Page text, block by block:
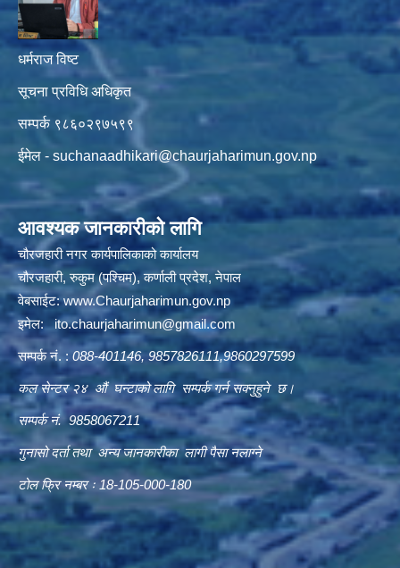
धर्मराज विष्ट
सूचना प्रविधि अधिकृत
सम्पर्क ९८६०२९७५९९
ईमेल - suchanaadhikari@chaurjaharimun.gov.np
आवश्यक जानकारीको लागि
चौरजहारी नगर कार्यपालिकाको कार्यालय
चौरजहारी, रुकुम (पश्चिम), कर्णाली प्रदेश, नेपाल
वेबसाईट:www.Chaurjaharimun.gov.np
इमेल:ito.chaurjaharimun@gmail.com
सम्पर्क नं. : 088-401146, 9857826111,9860297599
कल सेन्टर २४ औं घन्टाको लागि सम्पर्क गर्न सक्नुहुने छ।
सम्पर्क नं. 9858067211
गुनासो दर्ता तथा अन्य जानकारीका लागी पैसा नलाग्ने
टोल फ्रि नम्बर ः 18-105-000-180